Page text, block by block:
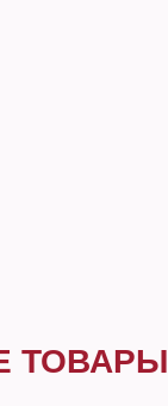
ТОВАРЫ